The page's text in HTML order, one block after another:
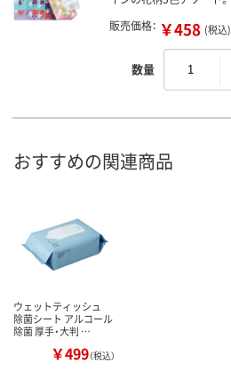
販売価格： ￥458 (税込)
数量
おすすめの関連商品
ウェットティッシュ
除菌シート アルコール
除菌 厚手・大判 …
￥499（税込）